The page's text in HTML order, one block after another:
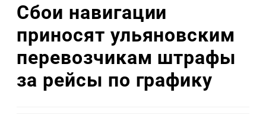
Сбои навигации
приносят ульяновским
перевозчикам штрафы
за рейсы по графику